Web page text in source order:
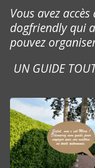
Vous avez
dogfriendly qui
pouvez
UN GUIDE